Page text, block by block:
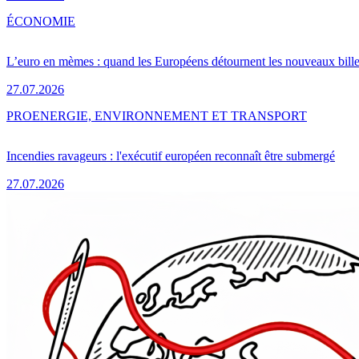
L’euro en mèmes : quand les Européens détournent les nouveaux
27.07.2026
ÉCONOMIE
Incendies ravageurs : l'exécutif européen reconnaît être submergé
27.07.2026
PROENERGIE, ENVIRONNEMENT ET TRANSPORT